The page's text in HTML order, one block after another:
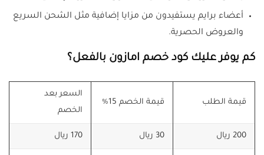
أعضاء برايم يستفيدون من مزايا إضافية مثل الشحن السريع
والعروض الحصرية.
كم يوفر عليك كود خصم امازون بالفعل؟
قيمة الطلب قيمة الخصم 15%
السعر بعد
الخصم
200 ريال 30 ريال 170 ريال